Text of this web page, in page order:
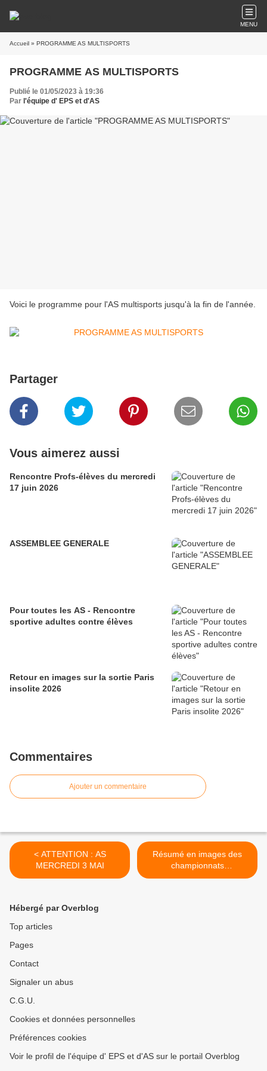
MENU
Accueil » PROGRAMME AS MULTISPORTS
PROGRAMME AS MULTISPORTS
Publié le 01/05/2023 à 19:36
Par l'équipe d' EPS et d'AS
Voici le programme pour l'AS multisports jusqu'à la fin de l'année.
Partager
Vous aimerez aussi
Rencontre Profs-élèves du mercredi
17 juin 2026
ASSEMBLEE GENERALE
Pour toutes les AS - Rencontre
sportive adultes contre élèves
Retour en images sur la sortie Paris
insolite 2026
Commentaires
Ajouter un commentaire
< ATTENTION : AS
MERCREDI 3 MAI
Résumé en images des
championnats
départementaux
Hébergé par Overblog
Top articles
Pages
Contact
Signaler un abus
C.G.U.
Cookies et données personnelles
Préférences cookies
Voir le profil de l'équipe d' EPS et d'AS sur le portail Overblog